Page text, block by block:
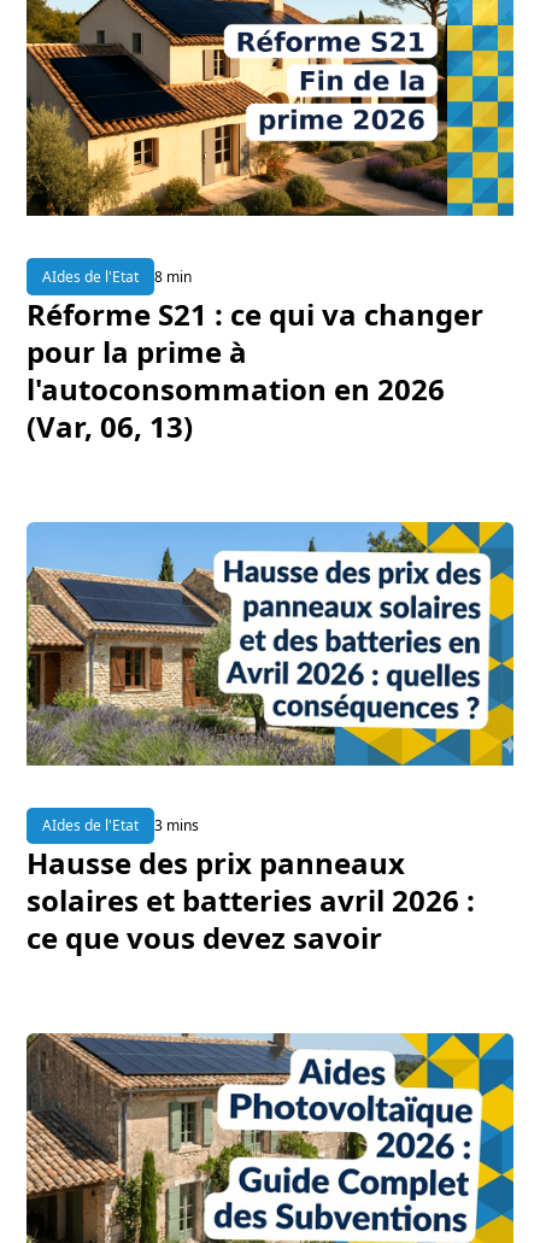
AIdes de l'Etat 8 min
Réforme S21 : ce qui va changer
pour la prime à
l'autoconsommation en 2026
(Var, 06, 13)
AIdes de l'Etat 3 mins
Hausse des prix panneaux
solaires et batteries avril 2026 :
ce que vous devez savoir